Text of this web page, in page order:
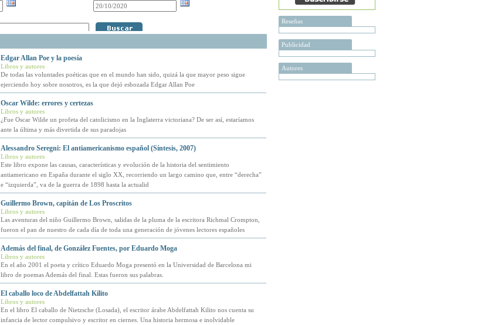
Edgar Allan Poe y la poesía
Libros y autores
De todas las voluntades poéticas que en el mundo han sido, quizá la que mayor peso sigue
ejerciendo hoy sobre nosotros, es la que dejó esbozada Edgar Allan Poe
Oscar Wilde: errores y certezas
Libros y autores
¿Fue Oscar Wilde un profeta del catolicismo en la Inglaterra victoriana? De ser así, estaríamos
ante la última y más divertida de sus paradojas
Alessandro Seregni: El antiamericanismo español (Síntesis, 2007)
Libros y autores
Este libro expone las causas, características y evolución de la historia del sentimiento
antiamericano en España durante el siglo XX, recorriendo un largo camino que, entre “derecha”
e “izquierda”, va de la guerra de 1898 hasta la actualid
Guillermo Brown, capitán de Los Proscritos
Libros y autores
Las aventuras del niño Guillermo Brown, salidas de la pluma de la escritora Richmal Crompton,
fueron el pan de nuestro de cada día de toda una generación de jóvenes lectores españoles
Además del final, de González Fuentes, por Eduardo Moga
Libros y autores
En el año 2001 el poeta y crítico Eduardo Moga presentó en la Universidad de Barcelona mi
libro de poemas Además del final. Estas fueron sus palabras.
El caballo loco de Abdelfattah Kilito
Libros y autores
En el libro El caballo de Nietzsche (Losada), el escritor árabe Abdelfattah Kilito nos cuenta su
infancia de lector compulsivo y escritor en ciernes. Una historia hermosa e inolvidable
Reseñas
Publicidad
Autores